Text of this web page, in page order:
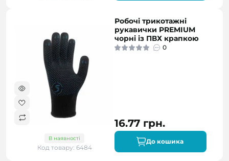
В наявності
Код товару: 6484
Робочі трикотажні
рукавички PREMIUM
чорні із ПВХ крапкою
0
16.77 грн.
До кошика